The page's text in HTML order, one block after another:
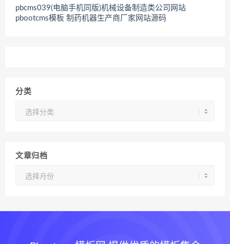
pbcms039(电脑手机同版)机械设备制造类公司网站
pbootcms模板 制药机器生产商厂家网站源码
分类
文章归档